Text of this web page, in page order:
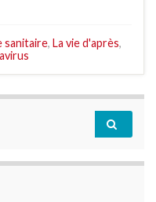
sanitaire, La vie d'après,